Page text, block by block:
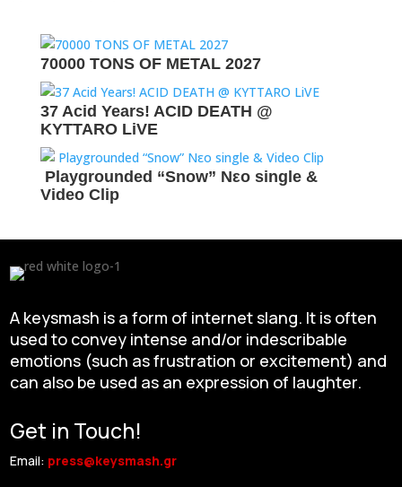
70000 TONS OF METAL 2027
37 Acid Years! ACID DEATH @
KYTTARO LiVE
Playgrounded “Snow” Νεο single &
Video Clip
A keysmash is a form of internet slang. It is often
used to convey intense and/or indescribable
emotions (such as frustration or excitement) and
can also be used as an expression of laughter.
Get in Touch!
Email: press@keysmash.gr